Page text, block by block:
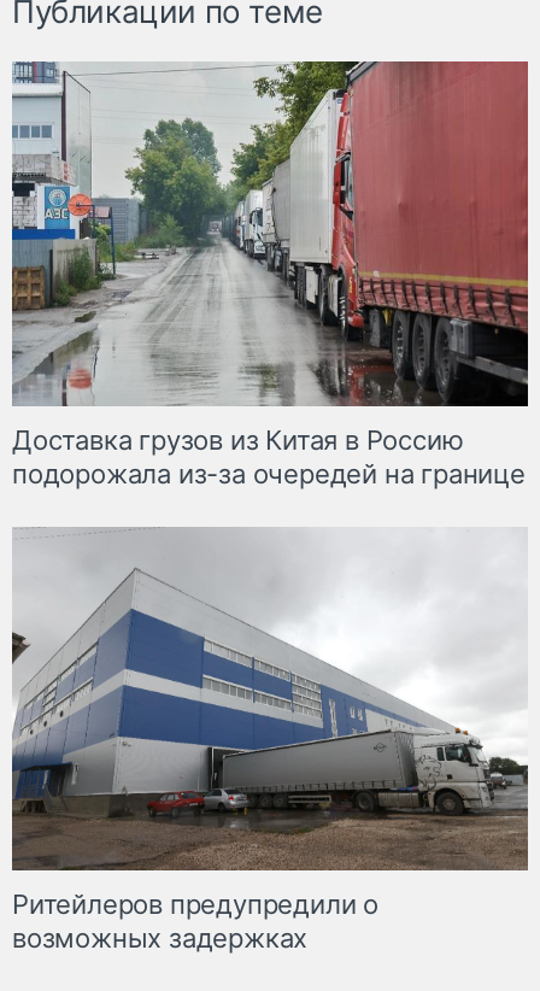
Публикации по теме
Доставка грузов из Китая в Россию
подорожала из-за очередей на границе
Ритейлеров предупредили о
возможных задержках